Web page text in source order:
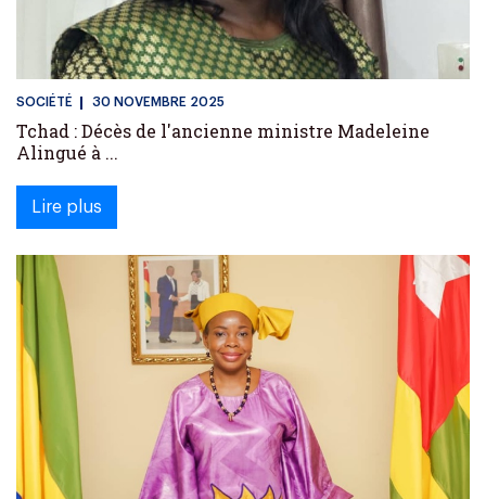
SOCIÉTÉ 30 NOVEMBRE 2025
Tchad : Décès de l'ancienne ministre Madeleine
Alingué à ...
Lire plus